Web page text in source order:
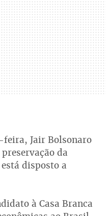
Jair Bolsonaro
da
disposto a
à Casa Branca